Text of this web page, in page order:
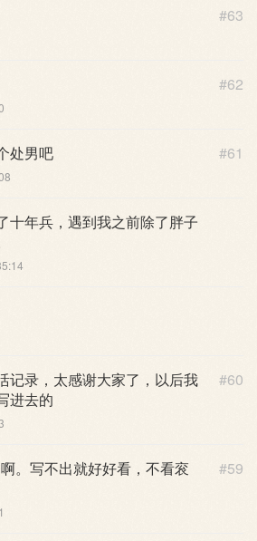
#63
#62
#61
处男吧
十年兵，遇到我之前除了胖子
#60
记录，太感谢大家了，以后我
进去的
#59
。写不出就好好看，不看衮